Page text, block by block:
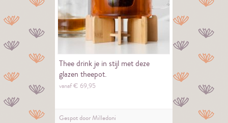
Thee drink je in stijl met deze
glazen theepot.
vanaf € 69,95
Gespot doorMilledoni